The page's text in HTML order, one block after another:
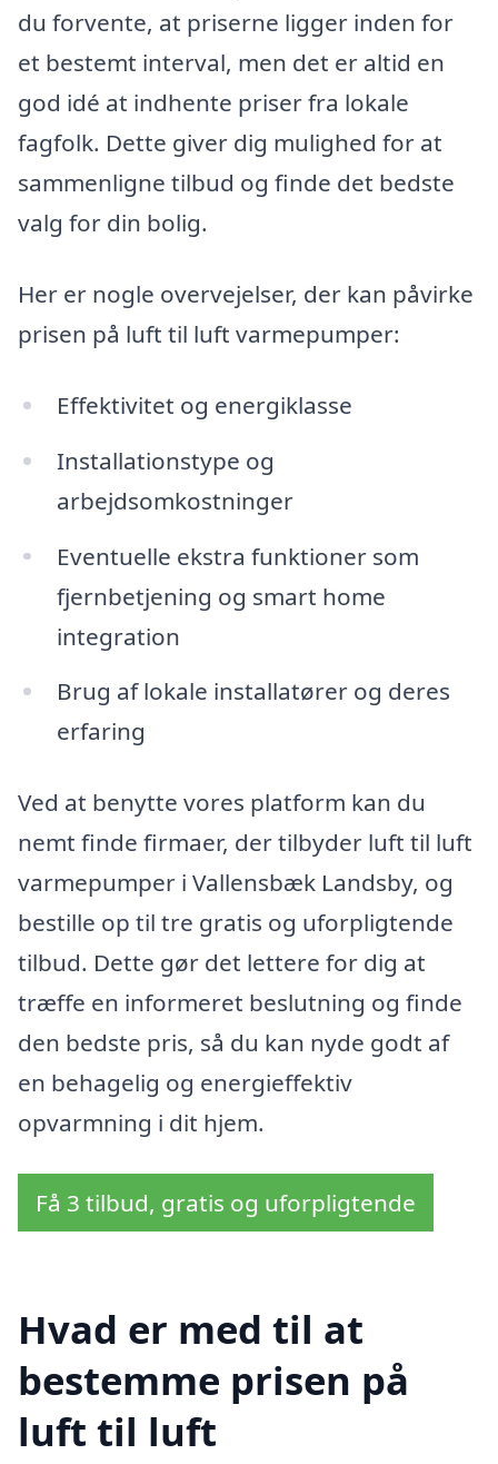
du forvente, at priserne ligger inden for
et bestemt interval, men det er altid en
god idé at indhente priser fra lokale
fagfolk. Dette giver dig mulighed for at
sammenligne tilbud og finde det bedste
valg for din bolig.
Her er nogle overvejelser, der kan påvirke
prisen på luft til luft varmepumper:
Effektivitet og energiklasse
Installationstype og
arbejdsomkostninger
Eventuelle ekstra funktioner som
fjernbetjening og smart home
integration
Brug af lokale installatører og deres
erfaring
Ved at benytte vores platform kan du
nemt finde firmaer, der tilbyder luft til luft
varmepumper i Vallensbæk Landsby, og
bestille op til tre gratis og uforpligtende
tilbud. Dette gør det lettere for dig at
træffe en informeret beslutning og finde
den bedste pris, så du kan nyde godt af
en behagelig og energieffektiv
opvarmning i dit hjem.
Få 3 tilbud, gratis og uforpligtende
Hvad er med til at
bestemme prisen på
luft til luft